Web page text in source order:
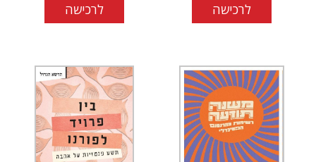
לרכישה לרכישה